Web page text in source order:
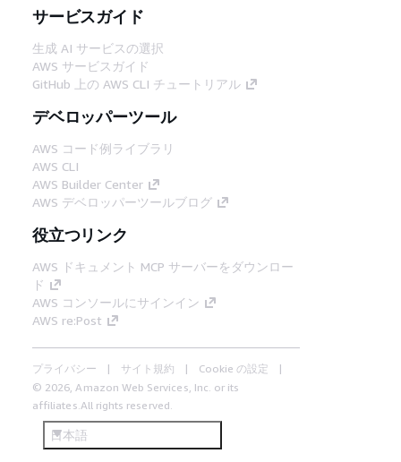
サービスガイド
生成 AI サービスの選択
AWS サービスガイド
GitHub 上の AWS CLI チュートリアル
デベロッパーツール
AWS コード例ライブラリ
AWS CLI
AWS Builder Center
AWS デベロッパーツールブログ
役立つリンク
AWS ドキュメント MCP サーバーをダウンロー
ド
AWS コンソールにサインイン
AWS re:Post
プライバシー サイト規約
Cookie の設定
© 2026, Amazon Web Services, Inc. or its
affiliates.All rights reserved.
日本語